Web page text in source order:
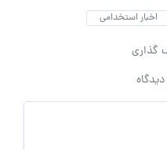
اخبار استخدامی
گذاری